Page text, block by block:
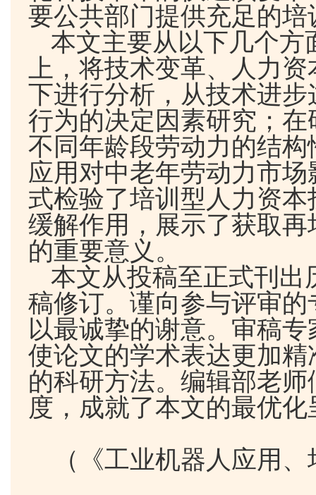
要公共部门提供充足的培
本文主要从以下几个方
上，将技术变革、人力
下进行分析，从技术进
行为的决定因素研究；
不同年龄段劳动力的结
应用对中老年劳动力市
式检验了培训型人力资
缓解作用，展示了获取
的重要意义。
本文从投稿至正式刊出
稿修订。谨向参与评审
以最诚挚的谢意。审稿
使论文的学术表达更加
的科研方法。编辑部老
度，成就了本文的最优化
（《工业机器人应用